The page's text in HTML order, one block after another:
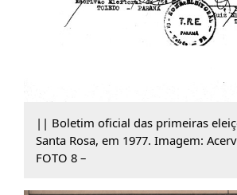
|| Boletim oficial das primeiras
Santa Rosa, em 1977. Imagem:
FOTO 8 –